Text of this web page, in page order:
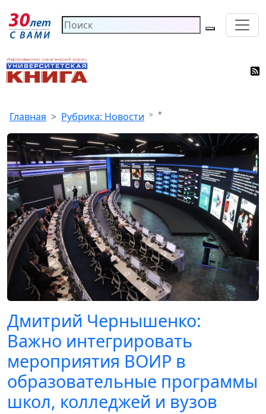
Главная Рубрика: Новости *
Дмитрий Чернышенко:
Важно интегрировать
мероприятия ВОИР в
образовательные программы
школ, колледжей и вузов